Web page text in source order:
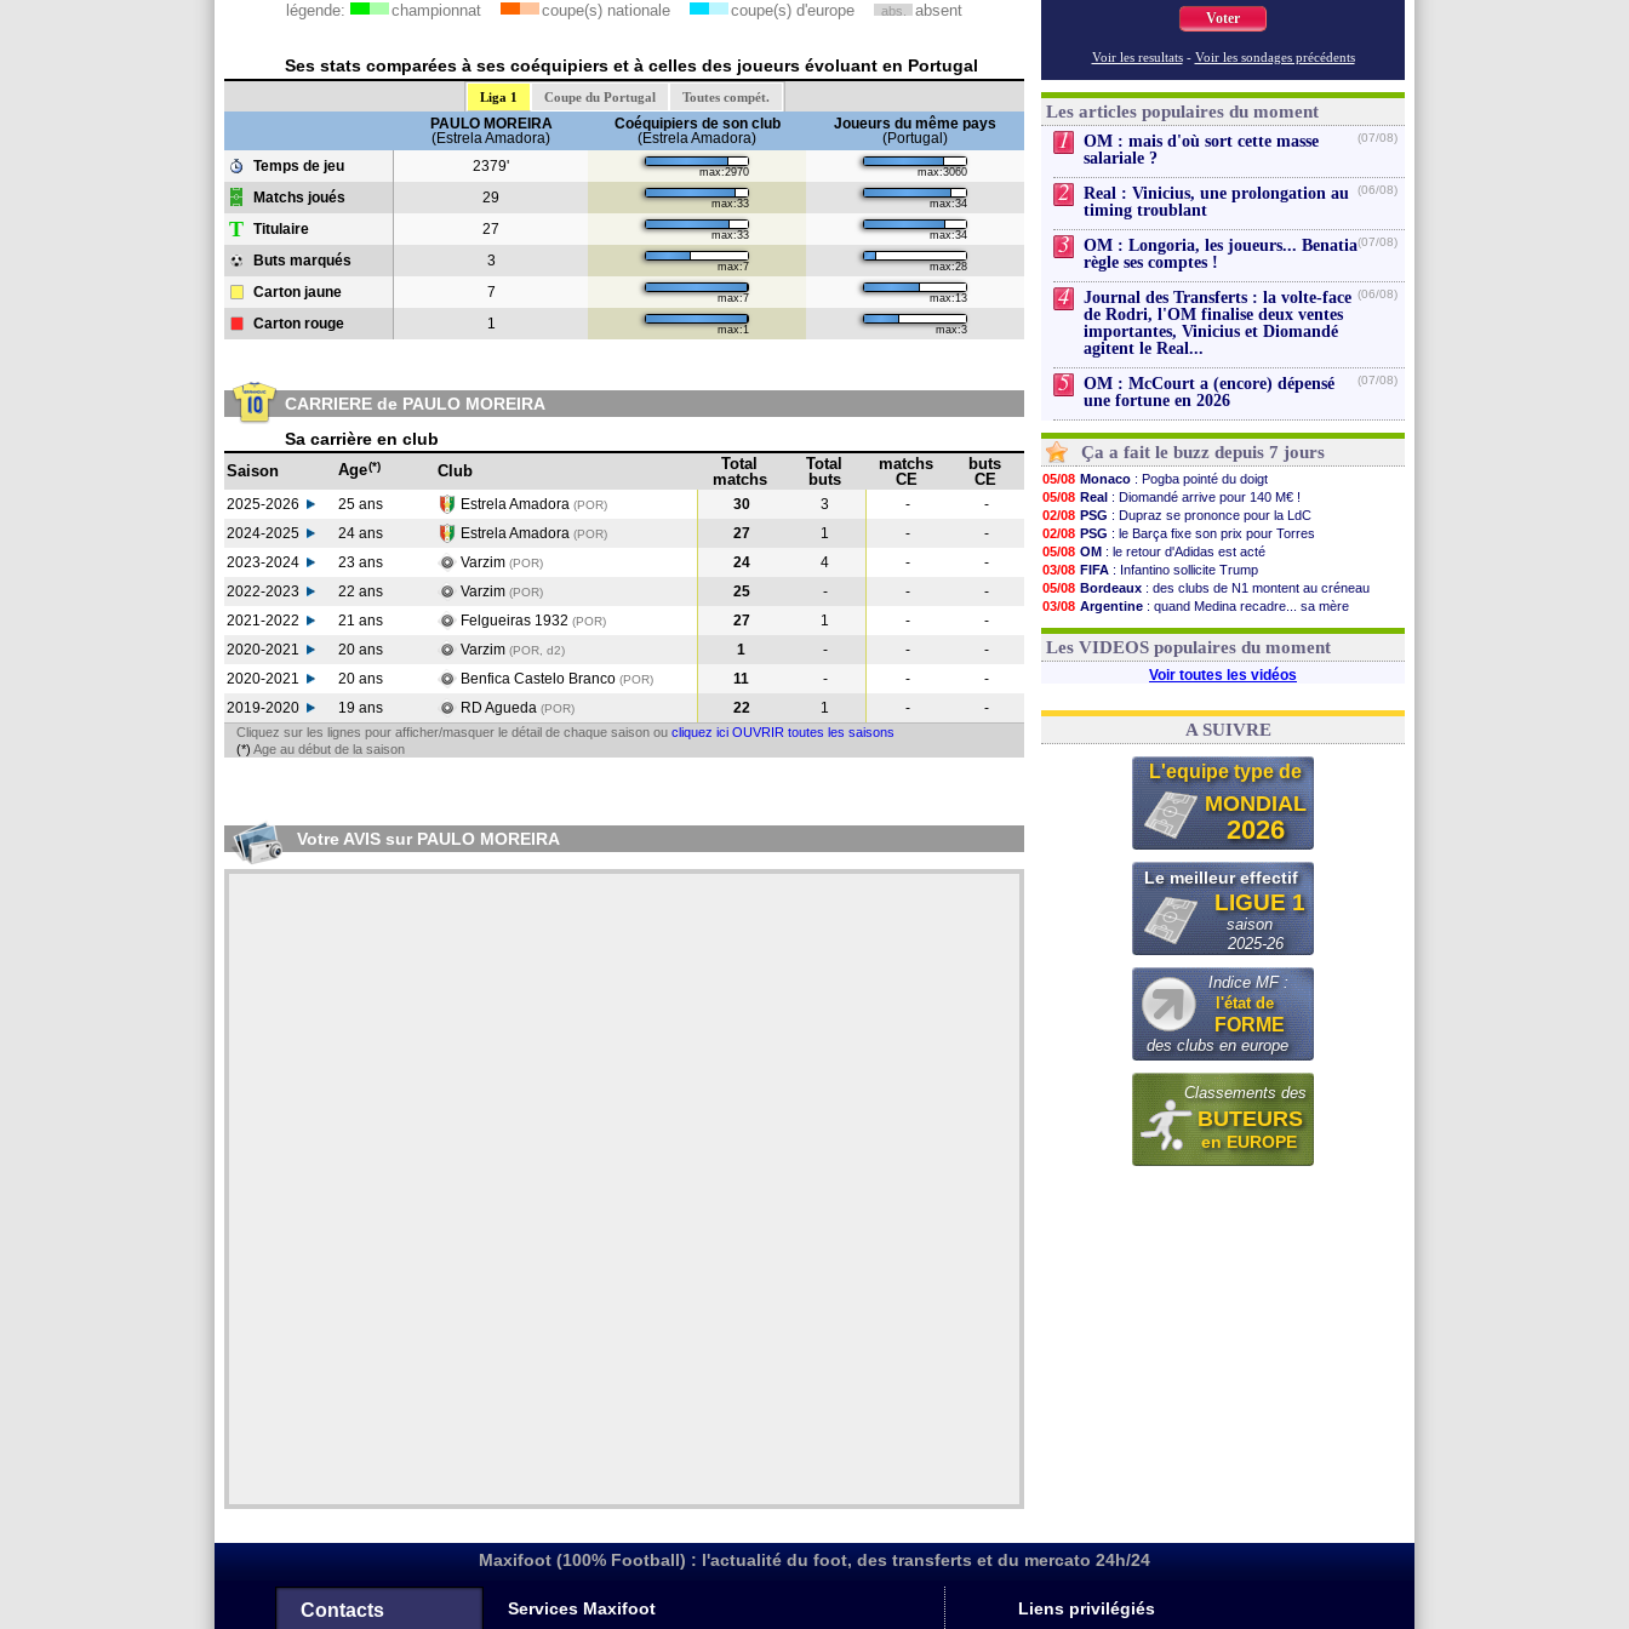
légende: championnat coupe(s) nationale coupe(s) d'europe abs. absent
Ses stats comparées à ses coéquipiers et à celles des joueurs évoluant en Portugal
Liga 1 Coupe du Portugal Toutes compét.
PAULO MOREIRA
(Estrela Amadora)
Coéquipiers de son club
(Estrela Amadora)
Joueurs du même pays
(Portugal)
Temps de jeu
2379' max:2970 max:3060
Matchs joués 29 max:33 max:34
T Titulaire 27 max:33 max:34
Buts marqués 3 max:7 max:28
Carton jaune 7 max:7 max:13
Carton rouge 1 max:1 max:3
CARRIERE de PAULO MOREIRA
Sa carrière en club
Saison Age(*) Club
Total
matchs
Total
buts
matchs
CE
buts
CE
2025-2026 25 ans Estrela Amadora (POR) 30 3 -
-
2024-2025
24 ans Estrela Amadora (POR) 27 1 -
-
2023-2024
23 ans Varzim (POR) 24 4 -
-
2022-2023
22 ans Varzim (POR) 25 - -
-
2021-2022
21 ans Felgueiras 1932 (POR) 27 1 -
-
2020-2021
20 ans Varzim (POR, d2) 1 - -
-
2020-2021
20 ans Benfica Castelo Branco (POR) 11 - -
-
2019-2020
19 ans RD Agueda (POR) 22 1 - -
Cliquez sur les lignes pour afficher/masquer le détail de chaque saison ou cliquez ici OUVRIR toutes les saisons
(*) Age au début de la saison
Votre AVIS sur PAULO MOREIRA
Voter
Voir les resultats - Voir les sondages précédents
Les articles populaires du moment
1
OM : mais d'où sort cette masse
salariale ?
(07/08)
2
Real : Vinicius, une prolongation au
timing troublant
(06/08)
3
OM : Longoria, les joueurs... Benatia
règle ses comptes !
(07/08)
4
Journal des Transferts : la volte-face
de Rodri, l'OM finalise deux ventes
importantes, Vinicius et Diomandé
agitent le Real...
(06/08)
5
OM : McCourt a (encore) dépensé
une fortune en 2026
(07/08)
Ça a fait le buzz depuis 7 jours
05/08 Monaco : Pogba pointé du doigt
05/08 Real : Diomandé arrive pour 140 M€ !
02/08 PSG : Dupraz se prononce pour la LdC
02/08 PSG : le Barça fixe son prix pour Torres
05/08 OM : le retour d'Adidas est acté
03/08 FIFA : Infantino sollicite Trump
05/08 Bordeaux : des clubs de N1 montent au créneau
03/08 Argentine : quand Medina recadre... sa mère
03/08 OM: Paixão attire un 2e club anglais
Les VIDEOS populaires du moment
Voir toutes les vidéos
A SUIVRE
L'equipe type de
MONDIAL
2026
Le meilleur effectif
LIGUE 1
saison
2025-26
Indice MF :
l'état de
FORME
des clubs en europe
Classements des
BUTEURS
en EUROPE
Maxifoot (100% Football) : l'actualité du foot, des transferts et du mercato 24h/24
Contacts Services Maxifoot Liens privilégiés